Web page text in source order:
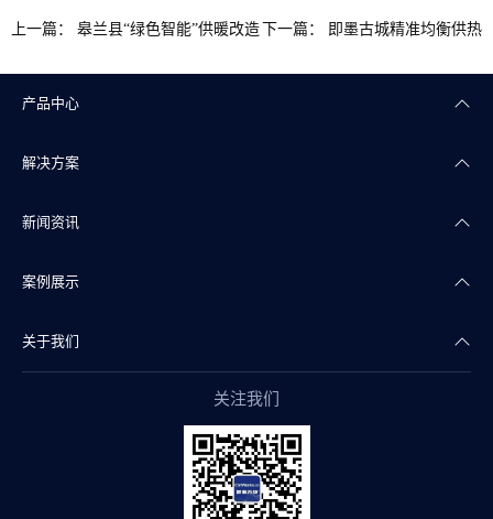
上一篇： 皋兰县“绿色智能”供暖改造 下一篇： 即墨古城精准均衡供热
产品中心
楼宇自控
智能照明
智能传感
智慧物联
解决方案
智慧商业
智慧实验室
智慧水务
新闻资讯
公司新闻
产品干货
案例展示
智慧地产案例
关于我们
关注我们